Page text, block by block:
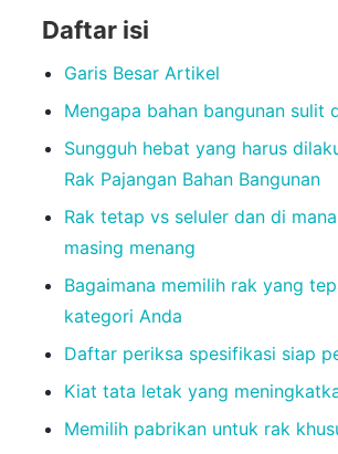
Daftar isi
Garis Besar Artikel
Mengapa bahan bangunan sulit
Sungguh hebat yang harus
Rak Pajangan Bahan Bangunan
Rak tetap vs seluler dan di
masing menang
Bagaimana memilih rak yang
kategori Anda
Daftar periksa spesifikasi siap
Kiat tata letak yang
Memilih pabrikan untuk rak